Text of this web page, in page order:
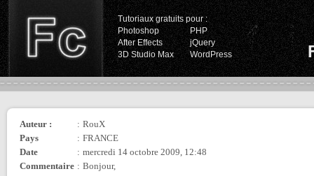
Tutoriaux gratuits pour :
Photoshop
PHP
After Effects
jQuery
3D Studio Max
WordPress
Auteur : : RouX
Pays
: FRANCE
Date
: mercredi 14 octobre 2009, 12:48
Commentaire : Bonjour,